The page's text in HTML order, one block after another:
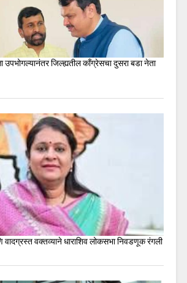
उपभोगल्यानंतर जिल्ह्यतील कॉंग्रेसचा दुसरा बडा नेता
वक्तव्याने धाराशिव लोकसभा निवडणूक रंगली